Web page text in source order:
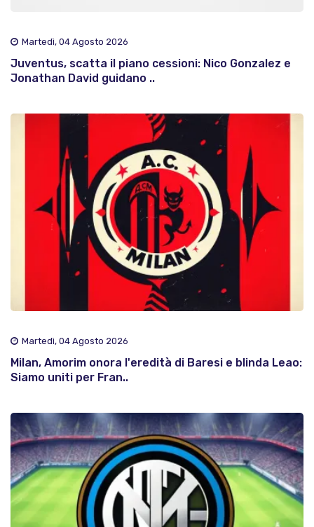
Martedì, 04 Agosto 2026
Juventus, scatta il piano cessioni: Nico Gonzalez e
Jonathan David guidano ..
Martedì, 04 Agosto 2026
Milan, Amorim onora l'eredità di Baresi e blinda Leao:
Siamo uniti per Fran..